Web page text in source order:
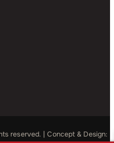
reserved. | Concept & Design: